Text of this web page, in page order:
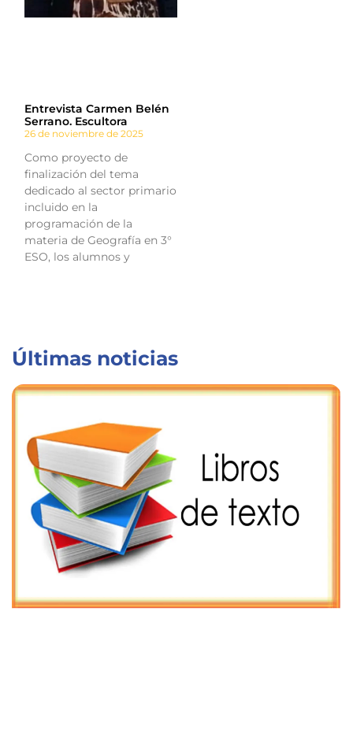
Entrevista Carmen Belén
Serrano. Escultora
26 de noviembre de 2025
Como proyecto de
finalización del tema
dedicado al sector primario
incluido en la
programación de la
materia de Geografía en 3°
ESO, los alumnos y
Últimas noticias